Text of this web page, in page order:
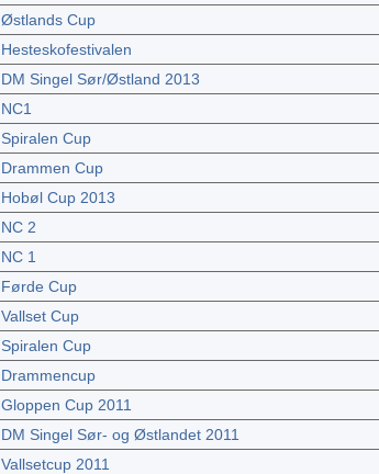
Østlands Cup
Hesteskofestivalen
DM Singel Sør/Østland 2013
NC1
Spiralen Cup
Drammen Cup
Hobøl Cup 2013
NC 2
NC 1
Førde Cup
Vallset Cup
Spiralen Cup
Drammencup
Gloppen Cup 2011
DM Singel Sør- og Østlandet 2011
Vallsetcup 2011